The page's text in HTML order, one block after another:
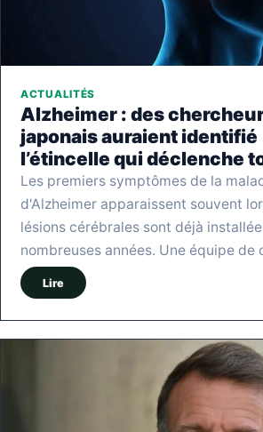
ACTUALITÉS
Alzheimer : des
japonais auraient identifié
l’étincelle qui déclenche
Les premiers symptômes de la
d'Alzheimer apparaissent souvent
lésions cérébrales sont déjà
nombreuses années. Une équipe de
Lire